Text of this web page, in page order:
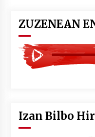
ZUZENEAN
Izan Bilbo